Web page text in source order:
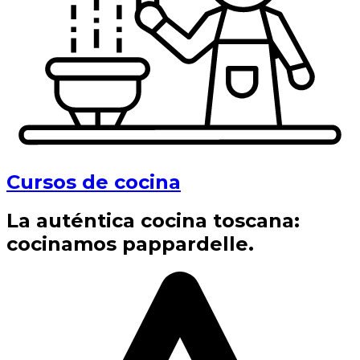
Cursos de cocina
La auténtica cocina toscana:
cocinamos pappardelle.